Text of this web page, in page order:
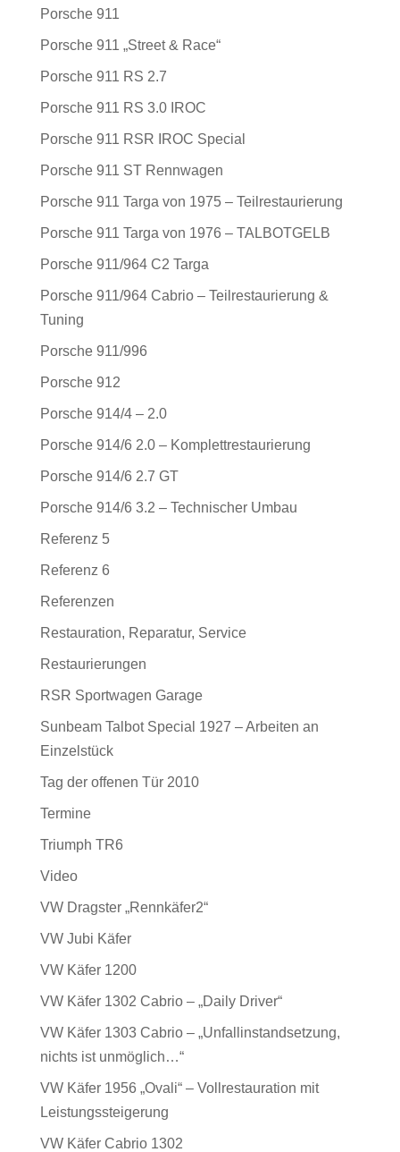
Porsche 911
Porsche 911 „Street & Race“
Porsche 911 RS 2.7
Porsche 911 RS 3.0 IROC
Porsche 911 RSR IROC Special
Porsche 911 ST Rennwagen
Porsche 911 Targa von 1975 – Teilrestaurierung
Porsche 911 Targa von 1976 – TALBOTGELB
Porsche 911/964 C2 Targa
Porsche 911/964 Cabrio – Teilrestaurierung &
Tuning
Porsche 911/996
Porsche 912
Porsche 914/4 – 2.0
Porsche 914/6 2.0 – Komplettrestaurierung
Porsche 914/6 2.7 GT
Porsche 914/6 3.2 – Technischer Umbau
Referenz 5
Referenz 6
Referenzen
Restauration, Reparatur, Service
Restaurierungen
RSR Sportwagen Garage
Sunbeam Talbot Special 1927 – Arbeiten an
Einzelstück
Tag der offenen Tür 2010
Termine
Triumph TR6
Video
VW Dragster „Rennkäfer2“
VW Jubi Käfer
VW Käfer 1200
VW Käfer 1302 Cabrio – „Daily Driver“
VW Käfer 1303 Cabrio – „Unfallinstandsetzung,
nichts ist unmöglich…“
VW Käfer 1956 „Ovali“ – Vollrestauration mit
Leistungssteigerung
VW Käfer Cabrio 1302